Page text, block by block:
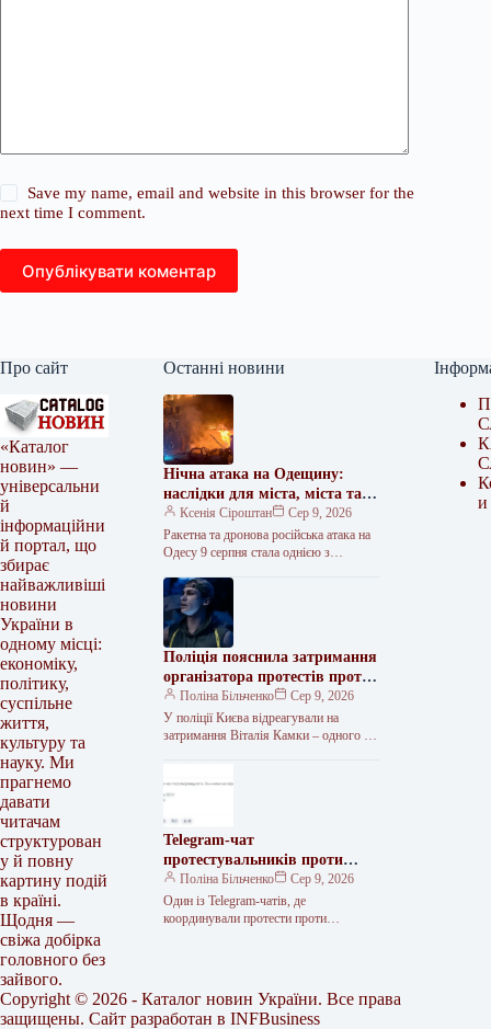
Save my name, email and website in this browser for the
next time I comment.
Опублікувати коментар
Про сайт
«Каталог
новин» —
універсальни
й
інформаційни
й портал, що
збирає
найважливіші
новини
України в
одному місці:
економіку,
політику,
суспільне
життя,
культуру та
науку. Ми
прагнемо
давати
читачам
структурован
у й повну
картину подій
в країні.
Щодня —
свіжа добірка
головного без
зайвого.
Останні новини
Нічна атака на Одещину:
наслідки для міста, міста та
зв’язку
Ксенія Сіроштан
Сер 9, 2026
Ракетна та дронова російська атака на
Одесу 9 серпня стала однією з
ударів у частині міста…
Поліція пояснила затримання
організатора протестів проти
відставки Федорова
Поліна Більченко
Сер 9, 2026
У поліції Києва відреагували на
затримання Віталія Камки – одного з
Федорова. Чоловік…
Telegram-чат
протестувальників проти
відставки Федорова зник
після затримання адміна
Поліна Більченко
Сер 9, 2026
Один із Telegram-чатів, де
координували протести проти
и
Copyright © 2026 - Каталог новин України. Все права
защищены. Сайт разработан в INFBusiness